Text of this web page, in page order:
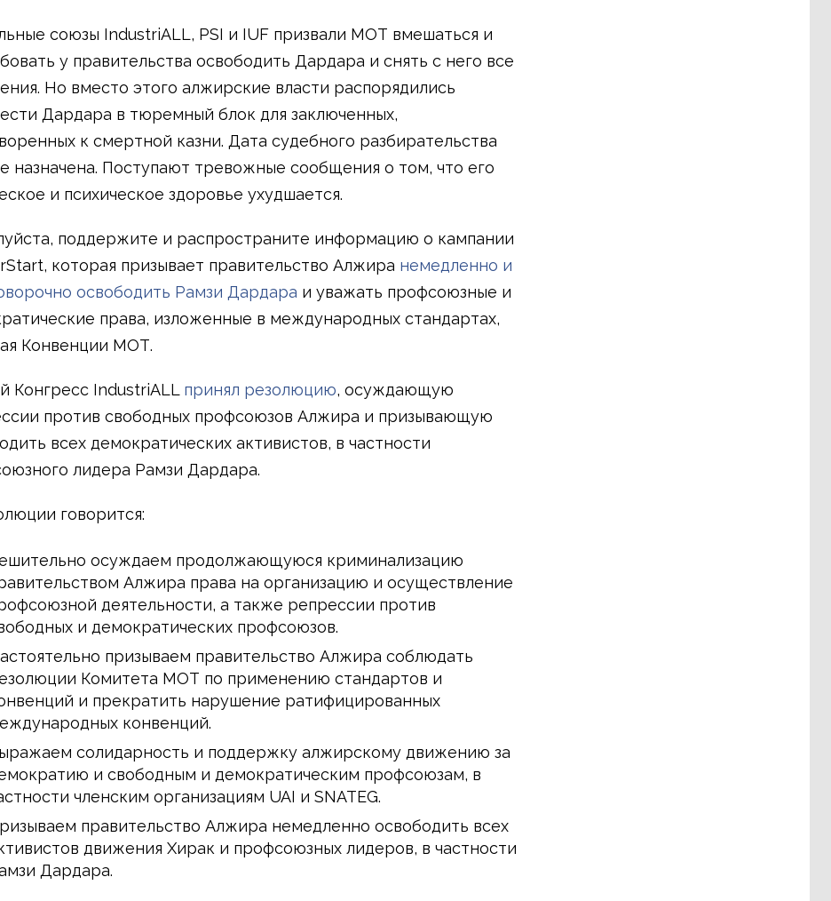
союзы IndustriALL, PSI и IUF призвали МОТ вмешаться и
у правительства освободить Дардара и снять с него все
Но вместо этого алжирские власти распорядились
Дардара в тюремный блок для заключенных,
к смертной казни. Дата судебного разбирательства
назначена. Поступают тревожные сообщения о том, что его
и психическое здоровье ухудшается.
поддержите и распространите информацию о кампании
которая призывает правительство Алжира немедленно и
освободить Рамзи Дардара и уважать профсоюзные и
права, изложенные в международных стандартах,
Конвенции МОТ.
Конгресс IndustriALL принял резолюцию, осуждающую
против свободных профсоюзов Алжира и призывающую
всех демократических активистов, в частности
лидера Рамзи Дардара.
говорится:
осуждаем продолжающуюся криминализацию
Алжира права на организацию и осуществление
деятельности, а также репрессии против
и демократических профсоюзов.
призываем правительство Алжира соблюдать
Комитета МОТ по применению стандартов и
и прекратить нарушение ратифицированных
конвенций.
солидарность и поддержку алжирскому движению за
и свободным и демократическим профсоюзам, в
членским организациям UAI и SNATEG.
правительство Алжира немедленно освободить всех
движения Хирак и профсоюзных лидеров, в частности
Дардара.